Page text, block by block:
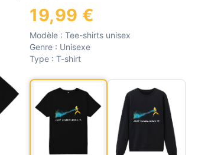
19,99 €
Modèle : Tee-shirts unisex
Genre : Unisexe
Type : T-shirt